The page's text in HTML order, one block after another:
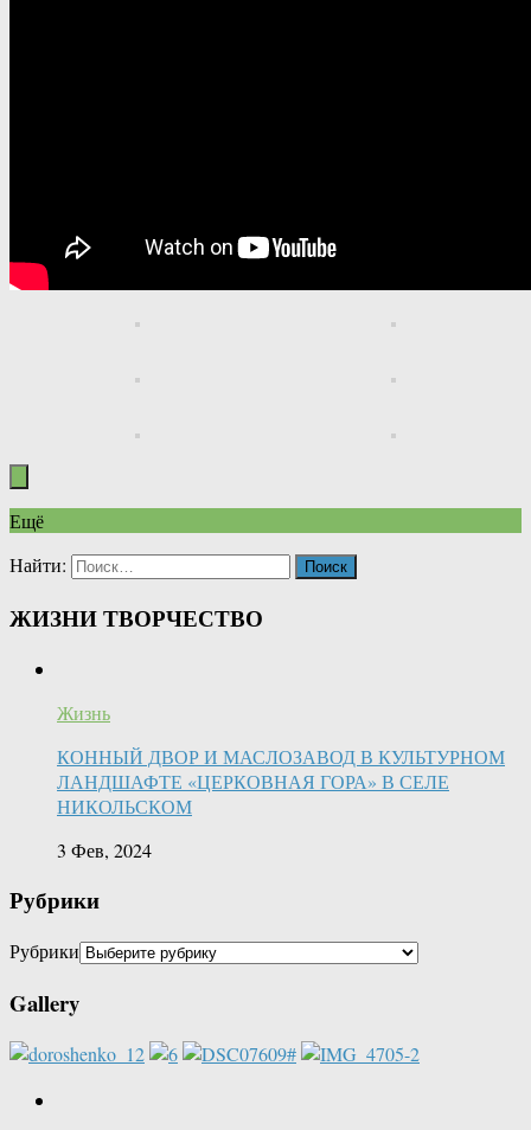
Ещё
Найти:
ЖИЗНИ ТВОРЧЕСТВО
Жизнь
КОННЫЙ ДВОР И МАСЛОЗАВОД В КУЛЬТУРНОМ
ЛАНДШАФТЕ «ЦЕРКОВНАЯ ГОРА» В СЕЛЕ
НИКОЛЬСКОМ
3 Фев, 2024
Рубрики
Рубрики
Gallery